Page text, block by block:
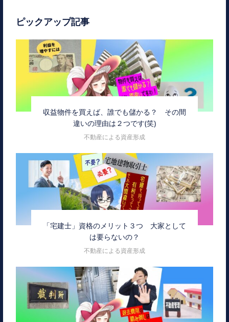
ピックアップ記事
収益物件を買えば、誰でも儲かる？ その間
違いの理由は２つです(笑)
不動産による資産形成
「宅建士」資格のメリット３つ 大家として
は要らないの？
不動産による資産形成